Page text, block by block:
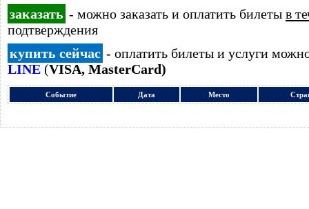
заказать - можно заказать и оплатить билеты в
подтверждения
купить сейчас - оплатить билеты и услуги
LINE (VISA, MasterCard)
Событие Дата Место